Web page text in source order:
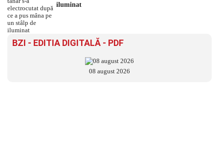
iluminat
BZI - EDITIA DIGITALĂ - PDF
08 august 2026